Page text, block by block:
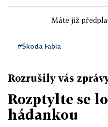
Máte již
#Škoda Fabia
Rozrušily vás
Rozptylte se
hádankou